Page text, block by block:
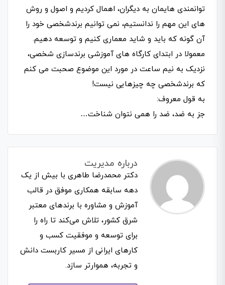
توانمندی هایمان به دیگران، اهمال کردیم و اصول و روش
های این مهم را ندانستیم، نمی توانیم برندشخصی خود را
آن گونه که باید و شاید معماری کنیم و توسعه دهیم.
معمولا در ابتدای کارگاه های آموزشی برندسازی شخصی،
نزدیک به نیم ساعت در مورد این موضوع صحبت می کنم
که برندشخصی چه چیزهایی نیست!
به قول معروف:
جز به ضد، ضد را همی نتوان شناخت…
درباره مدیریت
دکتر محمدرضا طاهری با بیش از یک
دهه سابقه همکاری موفق در قالب
آموزش و مشاوره با برندهای معتبر
شرق کشور، تلاش می‌کند تا راه را
برای توسعه و موفقیت کسب و
کارهای ایرانی از مسیر کاربست دانش
و تجربه، هموارتر سازد.